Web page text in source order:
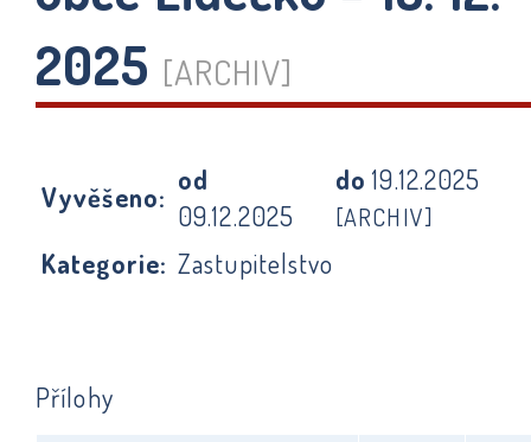
2025 [ARCHIV]
Vyvěšeno:
od
09.12.2025
do19.12.2025
[ARCHIV]
Kategorie: Zastupitelstvo
Přílohy